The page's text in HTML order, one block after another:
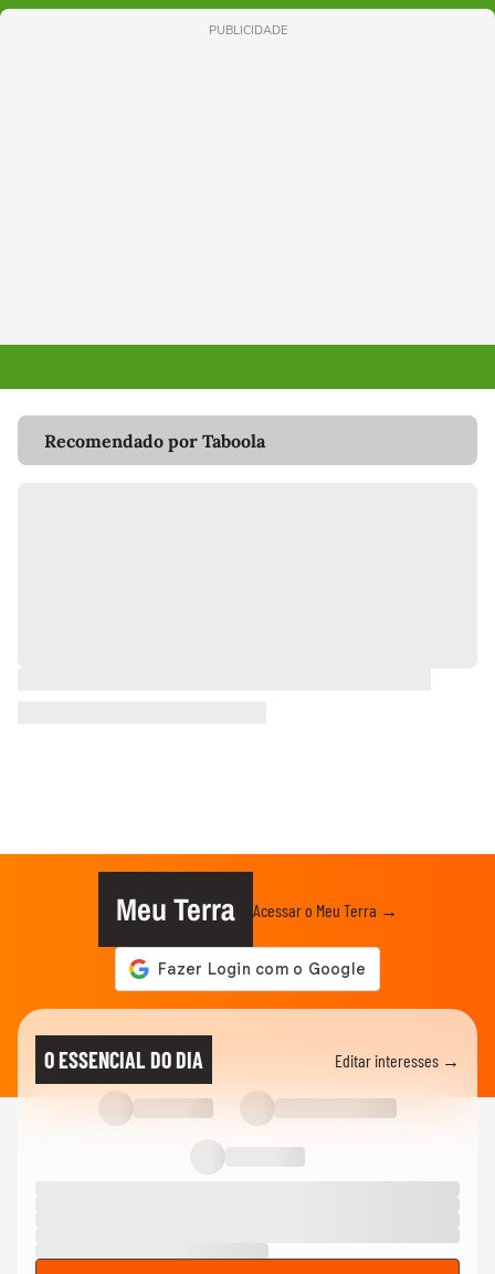
PUBLICIDADE
Recomendado por Taboola
Meu Terra Acessar o Meu Terra →
O ESSENCIAL DO DIA Editar interesses →